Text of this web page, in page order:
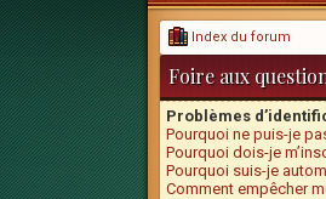
Index du forum
Foire aux
Problèmes
Pourquoi ne puis-je
Pourquoi dois-je
Pourquoi suis-je
Comment empêcher